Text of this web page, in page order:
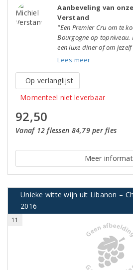
Aanbeveling van
Verstand
"Een Premier Cru om te
Bourgogne op topniveau.
een luxe diner of om
Lees meer
Op verlanglijst
Momenteel niet leverbaar
92,50
Vanaf 12 flessen 84,79 per fles
Meer
Unieke witte wijn uit Libanon –
2016
11